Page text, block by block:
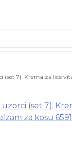
(set 7). Krema za lice